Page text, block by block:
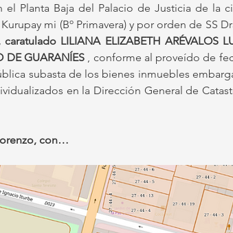
el Planta Baja del Palacio de Justicia de la
LILIANA ELIZABETH ARÉVALOS
DE GUARANÍES
, conforme al proveído de
subasta de los bienes inmuebles
en la Dirección General de
con…